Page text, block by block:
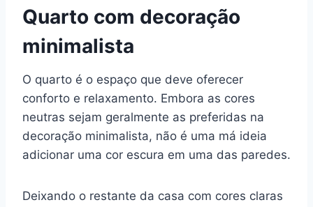
Quarto com decoração
minimalista
O quarto é o espaço que deve oferecer
conforto e relaxamento. Embora as cores
neutras sejam geralmente as preferidas na
decoração minimalista, não é uma má ideia
adicionar uma cor escura em uma das paredes.
Deixando o restante da casa com cores claras